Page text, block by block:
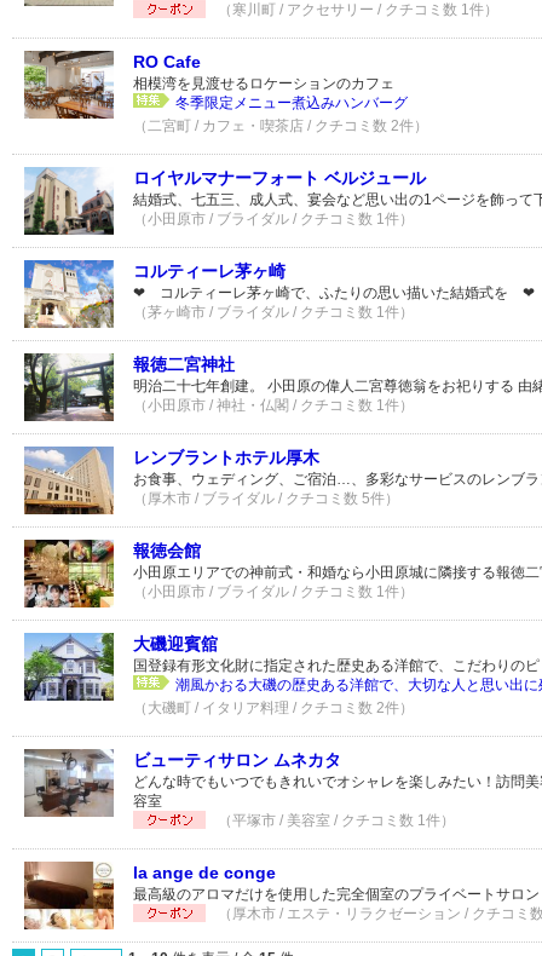
（寒川町 / アクセサリー / クチコミ数 1件）
RO Cafe
相模湾を見渡せるロケーションのカフェ
冬季限定メニュー煮込みハンバーグ
（二宮町 / カフェ・喫茶店 / クチコミ数 2件）
ロイヤルマナーフォート ベルジュール
結婚式、七五三、成人式、宴会など思い出の1ページを飾って
（小田原市 / ブライダル / クチコミ数 1件）
コルティーレ茅ヶ崎
❤ コルティーレ茅ヶ崎で、ふたりの思い描いた結婚式を ❤
（茅ヶ崎市 / ブライダル / クチコミ数 1件）
報徳二宮神社
明治二十七年創建。 小田原の偉人二宮尊徳翁をお祀りする 由
（小田原市 / 神社・仏閣 / クチコミ数 1件）
レンブラントホテル厚木
お食事、ウェディング、ご宿泊…、多彩なサービスのレンブ
（厚木市 / ブライダル / クチコミ数 5件）
報徳会館
小田原エリアでの神前式・和婚なら小田原城に隣接する報徳
（小田原市 / ブライダル / クチコミ数 1件）
大磯迎賓舘
国登録有形文化財に指定された歴史ある洋館で、こだわりの
潮風かおる大磯の歴史ある洋館で、大切な人と思い出
（大磯町 / イタリア料理 / クチコミ数 2件）
ビューティサロン ムネカタ
どんな時でもいつでもきれいでオシャレを楽しみたい！訪問
容室
（平塚市 / 美容室 / クチコミ数 1件）
la ange de conge
最高級のアロマだけを使用した完全個室のプライベートサロン
（厚木市 / エステ・リラクゼーション / クチコミ